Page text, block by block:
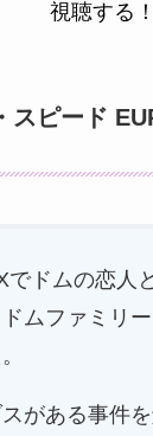
視聴する！
スピード
でドムの恋人
ムファミリ
がある事件